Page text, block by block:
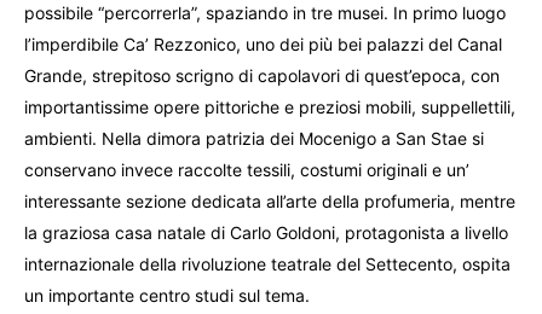
possibile “percorrerla”, spaziando in tre musei. In primo luogo
l’imperdibile Ca’ Rezzonico, uno dei più bei palazzi del Canal
Grande, strepitoso scrigno di capolavori di quest’epoca, con
importantissime opere pittoriche e preziosi mobili, suppellettili,
ambienti. Nella dimora patrizia dei Mocenigo a San Stae si
conservano invece raccolte tessili, costumi originali e un’
interessante sezione dedicata all’arte della profumeria, mentre
la graziosa casa natale di Carlo Goldoni, protagonista a livello
internazionale della rivoluzione teatrale del Settecento, ospita
un importante centro studi sul tema.